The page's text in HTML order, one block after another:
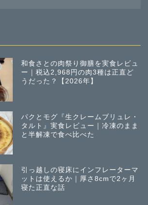
和食さとの肉祭り御膳を実食レビュ
ー｜税込2,968円の肉3種は正直ど
うだった？【2026年】
パクとモグ『生クレームブリュレ・
タルト』実食レビュー｜冷凍のまま
と半解凍で食べ比べた
引っ越しの寝床にインフレーターマ
ットは使えるか｜厚さ8cmで2ヶ月
寝た正直な話